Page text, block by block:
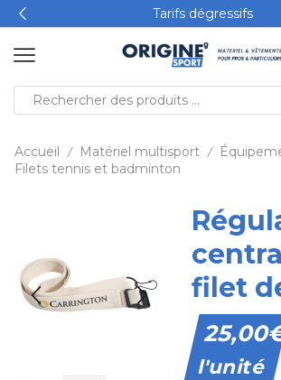
Tarifs dégressifs
Accueil / Matériel multisport /
Filets tennis et badminton
filet
25,00
l'unité